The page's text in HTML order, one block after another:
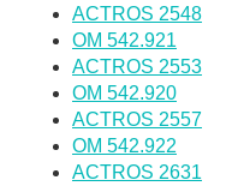
ACTROS 2548
OM 542.921
ACTROS 2553
OM 542.920
ACTROS 2557
OM 542.922
ACTROS 2631